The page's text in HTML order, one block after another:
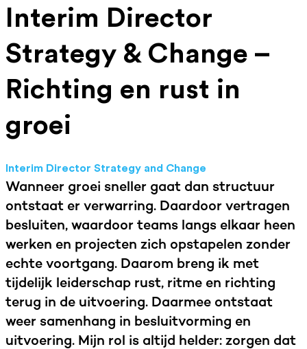
Interim Director
Strategy & Change –
Richting en rust in
groei
Interim Director Strategy and Change
Wanneer groei sneller gaat dan structuur
ontstaat er verwarring. Daardoor vertragen
besluiten, waardoor teams langs elkaar heen
werken en projecten zich opstapelen zonder
echte voortgang. Daarom breng ik met
tijdelijk leiderschap rust, ritme en richting
terug in de uitvoering. Daarmee ontstaat
weer samenhang in besluitvorming en
uitvoering. Mijn rol is altijd helder: zorgen dat